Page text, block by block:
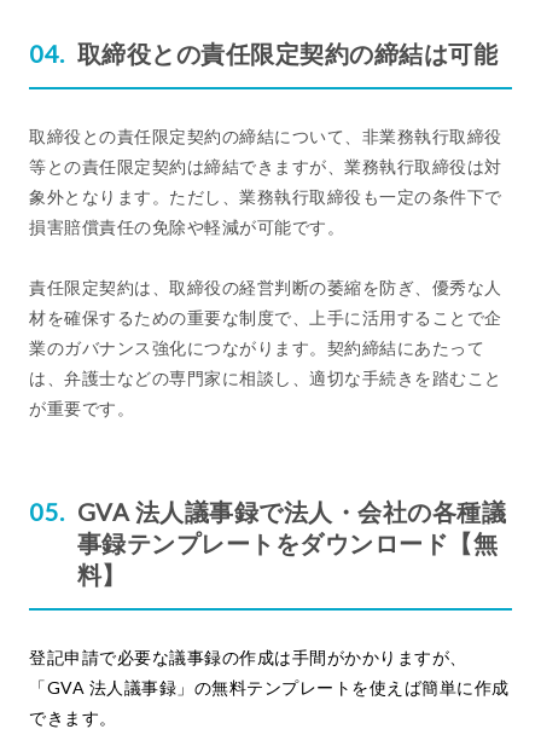
取締役との責任限定契約の締結は可能
取締役との責任限定契約の締結について、非業務執行取締役
等との責任限定契約は締結できますが、業務執行取締役は対
象外となります。ただし、業務執行取締役も一定の条件下で
損害賠償責任の免除や軽減が可能です。
責任限定契約は、取締役の経営判断の萎縮を防ぎ、優秀な人
材を確保するための重要な制度で、上手に活用することで企
業のガバナンス強化につながります。契約締結にあたって
は、弁護士などの専門家に相談し、適切な手続きを踏むこと
が重要です。
GVA 法人議事録で法人・会社の各種議
事録テンプレートをダウンロード【無
料】
登記申請で必要な議事録の作成は手間がかかりますが、
「GVA 法人議事録」の無料テンプレートを使えば簡単に作成
できます。